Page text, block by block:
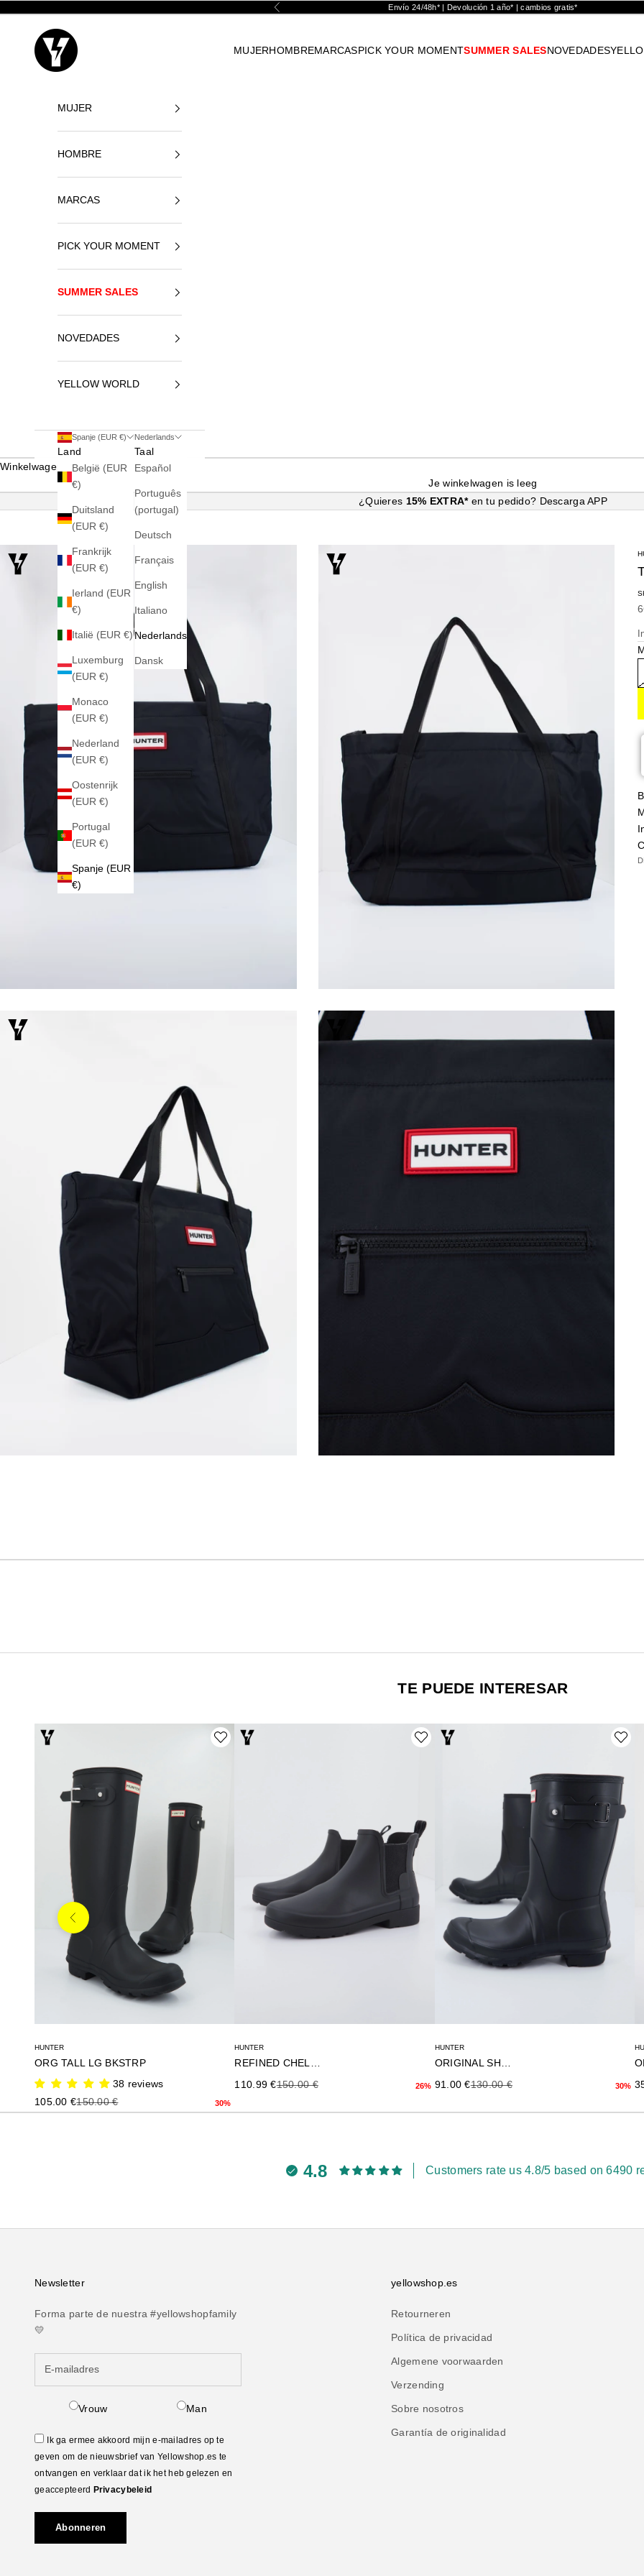
Vorige Envío 24/48h* | Devolución 1 año* | cambios gratis*
Yellowshop
MUJERHOMBREMARCASPICK YOUR MOMENTSUMMER SALESNOVEDADES
MUJER
HOMBRE
MARCAS
PICK YOUR MOMENT
SUMMER SALES
NOVEDADES
YELLOW WORLD
Spanje (EUR €)
Land
België (EUR
€)
Duitsland
(EUR €)
Frankrijk
(EUR €)
Ierland (EUR
€)
Italië (EUR €)
Luxemburg
(EUR €)
Monaco
(EUR €)
Nederland
(EUR €)
Oostenrijk
(EUR €)
Portugal
(EUR €)
Spanje (EUR
€)
Nederlands
Taal
Español
Português
(portugal)
Deutsch
Français
English
Italiano
Nederlands
Dansk
Winkelwagen
Je winkelwagen is leeg
¿Quieres 15% EXTRA* en tu pedido? Descarga APP
TE PUEDE INTERESAR
HUNTER
ORG TALL LG BKSTRP
38 reviews
Precio de oferta
105.00 €Precio anterior
150.00 € 30%
HUNTER
Precio de oferta
110.99 €Precio anterior
150.00 € 26%
HUNTER
Precio de oferta
91.00 €Precio anterior
130.00 € 30%
Anterior
4.8 Customers rate us 4.8/5 based on 6490
Newsletter
Forma parte de nuestra #yellowshopfamily
💛
Vrouw Man
Ik ga ermee akkoord mijn e-mailadres op te
geven om de nieuwsbrief van Yellowshop.es te
ontvangen en verklaar dat ik het heb gelezen en
geaccepteerd Privacybeleid
Abonneren
yellowshop.es
Retourneren
Política de privacidad
Algemene voorwaarden
Verzending
Sobre nosotros
Garantía de originalidad